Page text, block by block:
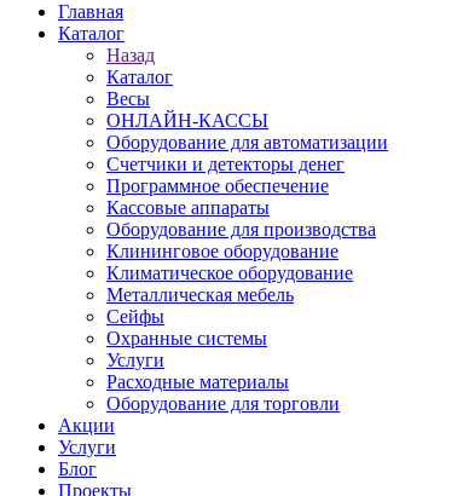
Главная
Каталог
Назад
Каталог
Весы
ОНЛАЙН-КАССЫ
Оборудование для автоматизации
Счетчики и детекторы денег
Программное обеспечение
Кассовые аппараты
Оборудование для производства
Клининговое оборудование
Климатическое оборудование
Металлическая мебель
Сейфы
Охранные системы
Услуги
Расходные материалы
Оборудование для торговли
Акции
Услуги
Блог
Проекты